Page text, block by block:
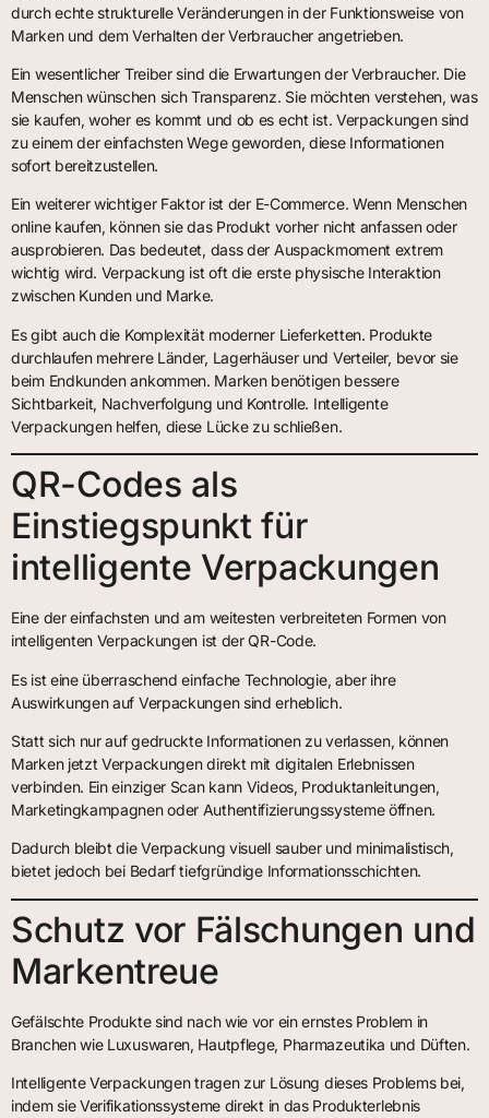
durch echte strukturelle Veränderungen in der Funktionsweise von
Marken und dem Verhalten der Verbraucher angetrieben.
Ein wesentlicher Treiber sind die Erwartungen der Verbraucher. Die
Menschen wünschen sich Transparenz. Sie möchten verstehen, was
sie kaufen, woher es kommt und ob es echt ist. Verpackungen sind
zu einem der einfachsten Wege geworden, diese Informationen
sofort bereitzustellen.
Ein weiterer wichtiger Faktor ist der E-Commerce. Wenn Menschen
online kaufen, können sie das Produkt vorher nicht anfassen oder
ausprobieren. Das bedeutet, dass der Auspackmoment extrem
wichtig wird. Verpackung ist oft die erste physische Interaktion
zwischen Kunden und Marke.
Es gibt auch die Komplexität moderner Lieferketten. Produkte
durchlaufen mehrere Länder, Lagerhäuser und Verteiler, bevor sie
beim Endkunden ankommen. Marken benötigen bessere
Sichtbarkeit, Nachverfolgung und Kontrolle. Intelligente
Verpackungen helfen, diese Lücke zu schließen.
QR-Codes als
Einstiegspunkt für
intelligente Verpackungen
Eine der einfachsten und am weitesten verbreiteten Formen von
intelligenten Verpackungen ist der QR-Code.
Es ist eine überraschend einfache Technologie, aber ihre
Auswirkungen auf Verpackungen sind erheblich.
Statt sich nur auf gedruckte Informationen zu verlassen, können
Marken jetzt Verpackungen direkt mit digitalen Erlebnissen
verbinden. Ein einziger Scan kann Videos, Produktanleitungen,
Marketingkampagnen oder Authentifizierungssysteme öffnen.
Dadurch bleibt die Verpackung visuell sauber und minimalistisch,
bietet jedoch bei Bedarf tiefgründige Informationsschichten.
Schutz vor Fälschungen und
Markentreue
Gefälschte Produkte sind nach wie vor ein ernstes Problem in
Branchen wie Luxuswaren, Hautpflege, Pharmazeutika und Düften.
Intelligente Verpackungen tragen zur Lösung dieses Problems bei,
indem sie Verifikationssysteme direkt in das Produkterlebnis